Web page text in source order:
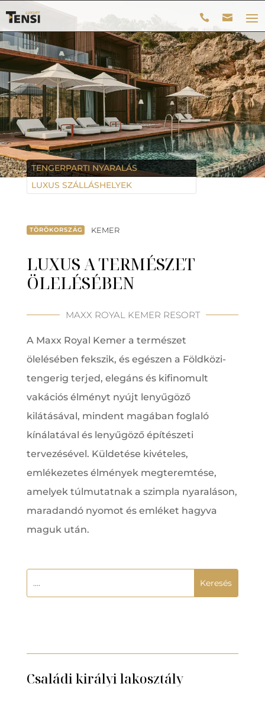
TENGERPARTI NYARALÁS
LUXUS SZÁLLÁSHELYEK
TÖRÖKORSZÁG KEMER
LUXUS A TERMÉSZET
ÖLELÉSÉBEN
MAXX ROYAL KEMER RESORT
A Maxx Royal Kemer a természet
ölelésében fekszik, és egészen a Földközi-
tengerig terjed, elegáns és kifinomult
vakációs élményt nyújt lenyűgöző
kilátásával, mindent magában foglaló
kínálatával és lenyűgöző építészeti
tervezésével. Küldetése kivételes,
emlékezetes élmények megteremtése,
amelyek túlmutatnak a szimpla nyaraláson,
maradandó nyomot és emléket hagyva
maguk után.
Családi királyi lakosztály